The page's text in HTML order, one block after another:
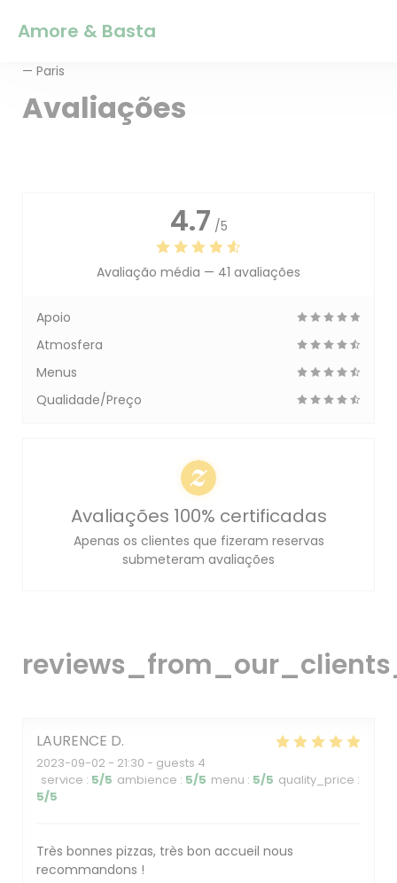
Amore & Basta
— Paris
Avaliações
LAURENCE D
2023-09-02 - 21:30 - guests 4
service : 5/5 ambience : 5/5 menu : 5/5 quality_price :
5/5
Très bonnes pizzas, très bon accueil nous
recommandons !
4.7 /5
Avaliação média — 41 avaliações
Apoio
Atmosfera
Menus
Qualidade/Preço
Avaliações 100% certificadas
Apenas os clientes que fizeram reservas
submeteram avaliações